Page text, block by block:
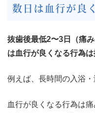
数日は血行が良
抜歯後最低2〜3日（痛
は血行が良くなる行為は
例えば、長時間の入浴・
血行が良くなる行為は